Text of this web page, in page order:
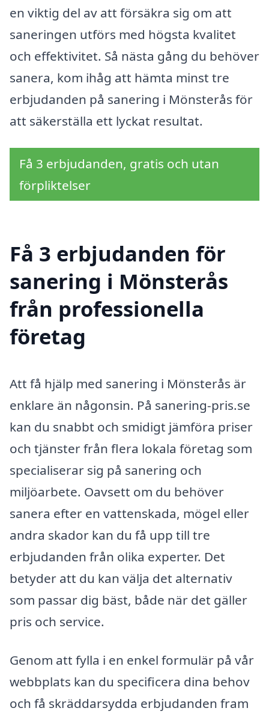
en viktig del av att försäkra sig om att
saneringen utförs med högsta kvalitet
och effektivitet. Så nästa gång du behöver
sanera, kom ihåg att hämta minst tre
erbjudanden på sanering i Mönsterås för
att säkerställa ett lyckat resultat.
Få 3 erbjudanden, gratis och utan
förpliktelser
Få 3 erbjudanden för
sanering i Mönsterås
från professionella
företag
Att få hjälp med sanering i Mönsterås är
enklare än någonsin. På sanering-pris.se
kan du snabbt och smidigt jämföra priser
och tjänster från flera lokala företag som
specialiserar sig på sanering och
miljöarbete. Oavsett om du behöver
sanera efter en vattenskada, mögel eller
andra skador kan du få upp till tre
erbjudanden från olika experter. Det
betyder att du kan välja det alternativ
som passar dig bäst, både när det gäller
pris och service.
Genom att fylla i en enkel formulär på vår
webbplats kan du specificera dina behov
och få skräddarsydda erbjudanden fram